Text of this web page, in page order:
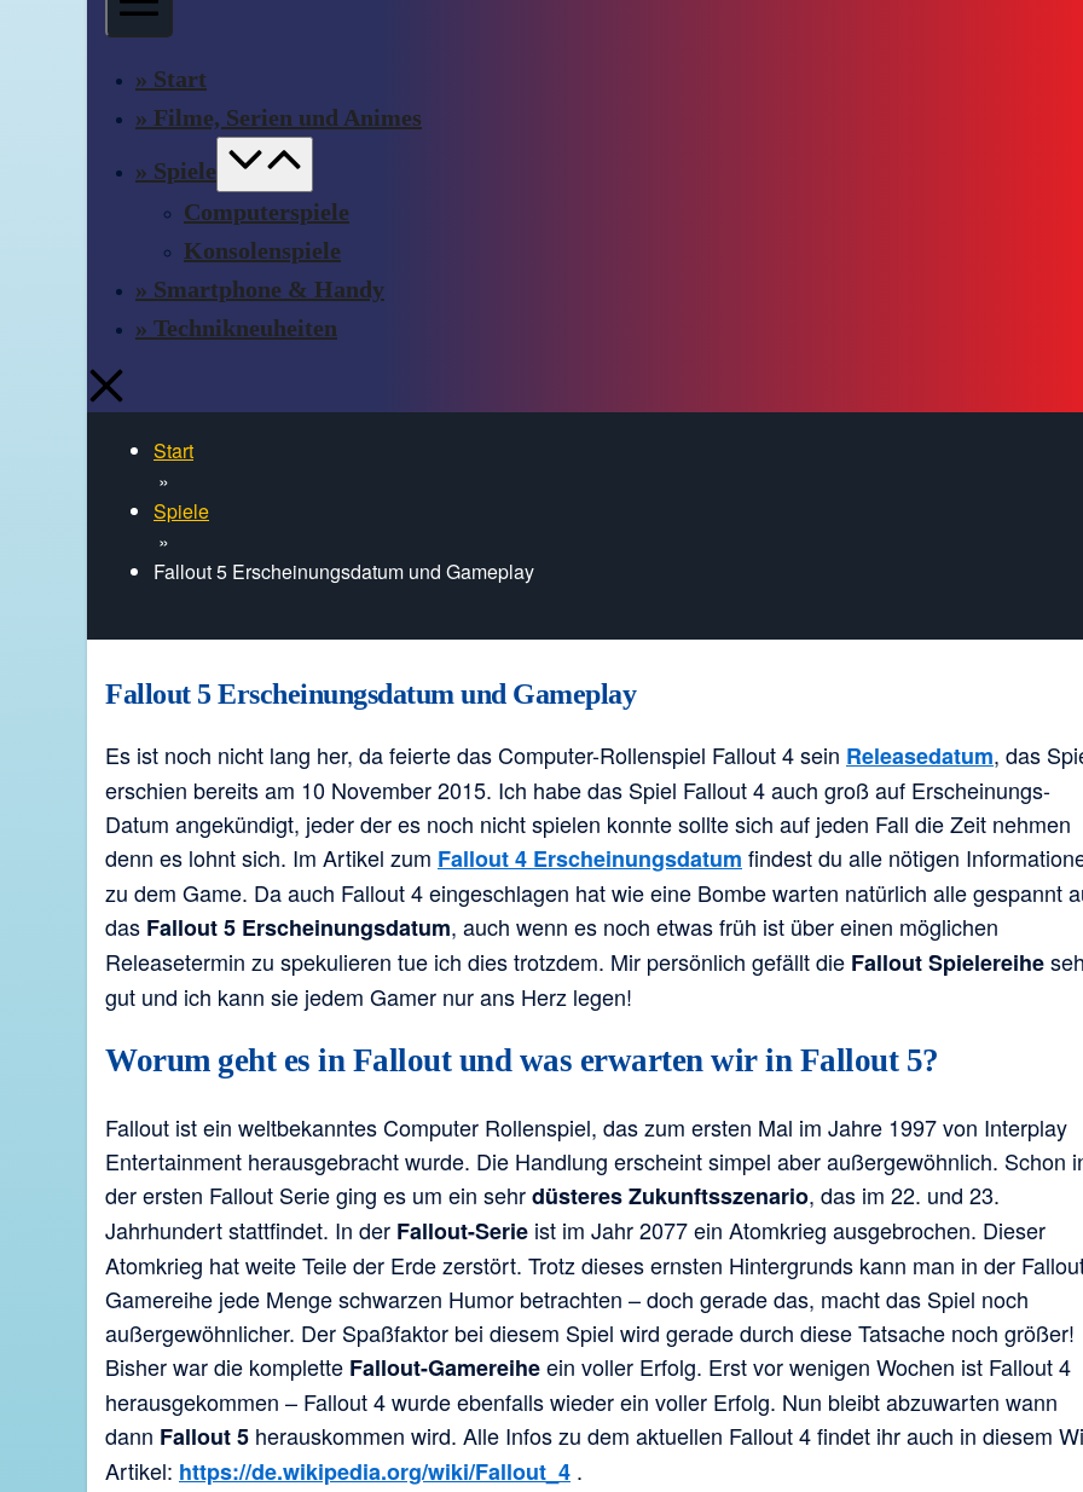
Schalter
» Start
» Filme, Serien und Animes
» Spiele Menü-
Schalter
Computerspiele
Konsolenspiele
» Smartphone & Handy
» Technikneuheiten
Start
»
Spiele
»
Fallout 5 Erscheinungsdatum und Gameplay
Fallout 5 Erscheinungsdatum und Gameplay
Es ist noch nicht lang her, da feierte das Computer-Rollenspiel Fallout 4 sein Releasedatum, das
erschien bereits am 10 November 2015. Ich habe das Spiel Fallout 4 auch groß auf Erscheinungs-
Datum angekündigt, jeder der es noch nicht spielen konnte sollte sich auf jeden Fall die Zeit nehmen
denn es lohnt sich. Im Artikel zum Fallout 4 Erscheinungsdatum findest du alle nötigen
zu dem Game. Da auch Fallout 4 eingeschlagen hat wie eine Bombe warten natürlich alle gespannt
das Fallout 5 Erscheinungsdatum, auch wenn es noch etwas früh ist über einen möglichen
Releasetermin zu spekulieren tue ich dies trotzdem. Mir persönlich gefällt die Fallout Spielereihe
gut und ich kann sie jedem Gamer nur ans Herz legen!
Worum geht es in Fallout und was erwarten wir in Fallout 5?
Fallout ist ein weltbekanntes Computer Rollenspiel, das zum ersten Mal im Jahre 1997 von Interplay
Entertainment herausgebracht wurde. Die Handlung erscheint simpel aber außergewöhnlich. Schon
der ersten Fallout Serie ging es um ein sehrdüsteres Zukunftsszenario, das im 22. und 23.
Jahrhundert stattfindet. In der Fallout-Serie ist im Jahr 2077 ein Atomkrieg ausgebrochen. Dieser
Atomkrieg hat weite Teile der Erde zerstört. Trotz dieses ernsten Hintergrunds kann man in der
Gamereihe jede Menge schwarzen Humor betrachten – doch gerade das, macht das Spiel noch
außergewöhnlicher. Der Spaßfaktor bei diesem Spiel wird gerade durch diese Tatsache noch größer!
Bisher war die komplette Fallout-Gamereiheein voller Erfolg. Erst vor wenigen Wochen ist Fallout 4
herausgekommen – Fallout 4 wurde ebenfalls wieder ein voller Erfolg. Nun bleibt abzuwarten wann
dann Fallout 5 herauskommen wird. Alle Infos zu dem aktuellen Fallout 4 findet ihr auch in diesem
Artikel: https://de.wikipedia.org/wiki/Fallout_4 .